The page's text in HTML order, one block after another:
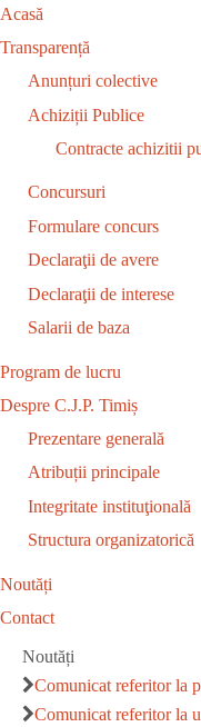
Acasă
Transparență
Anunțuri colective
Achiziții Publice
Contracte achizitii
Concursuri
Formulare concurs
Declaraţii de avere
Declaraţii de interese
Salarii de baza
Program de lucru
Despre C.J.P. Timiș
Prezentare generală
Atribuții principale
Integritate instituţională
Structura organizatorică
Noutăți
Contact
Noutăți
Comunicat referitor la
Comunicat referitor la